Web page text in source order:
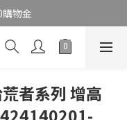
物金
者系列 增高